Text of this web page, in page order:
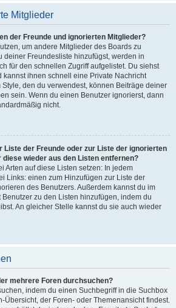
Mitglieder
der Freunde und ignorierten Mitglieder?
um andere Mitglieder des Boards zu
deiner Freundesliste hinzufügst, werden in
für den schnellen Zugriff aufgelistet. Du siehst
kannst ihnen schnell eine Private Nachricht
den du verwendest, können Beiträge deiner
sein. Wenn du einen Benutzer ignorierst, dann
nicht.
Liste der Freunde oder zur Liste der ignorierten
diese wieder aus den Listen entfernen?
Arten auf diese Listen setzen: In jedem
Links: einen zum Hinzufügen zur Liste der
des Benutzers. Außerdem kannst du im
zu den Listen hinzufügen, indem du
An gleicher Stelle kannst du sie auch wieder
mehrere Foren durchsuchen?
indem du einen Suchbegriff in die Suchbox
Übersicht, der Foren- oder Themenansicht findest.